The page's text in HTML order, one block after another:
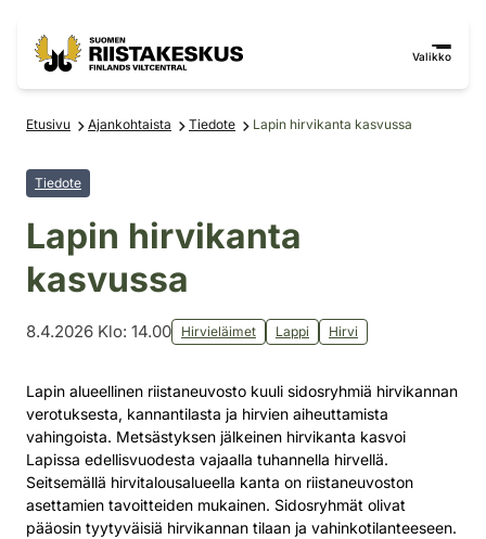
Valikko
Etusivu Ajankohtaista Tiedote Lapin hirvikanta kasvussa
Tiedote
Lapin hirvikanta
kasvussa
8.4.2026 Klo: 14.00 Hirvieläimet Lappi Hirvi
Lapin alueellinen riistaneuvosto kuuli sidosryhmiä hirvikannan
verotuksesta, kannantilasta ja hirvien aiheuttamista
vahingoista. Metsästyksen jälkeinen hirvikanta kasvoi
Lapissa edellisvuodesta vajaalla tuhannella hirvellä.
Seitsemällä hirvitalousalueella kanta on riistaneuvoston
asettamien tavoitteiden mukainen. Sidosryhmät olivat
pääosin tyytyväisiä hirvikannan tilaan ja vahinkotilanteeseen.